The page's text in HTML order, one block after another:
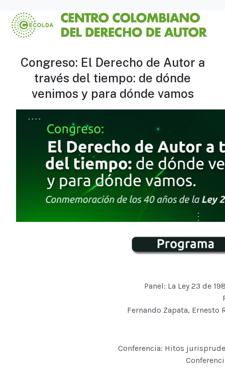
Congreso: El Derecho de Autor a
través del tiempo: de dónde
venimos y para dónde vamos
Panel: La Ley 23 de
Fernando Zapata, Ernesto
Conferencia: Hitos